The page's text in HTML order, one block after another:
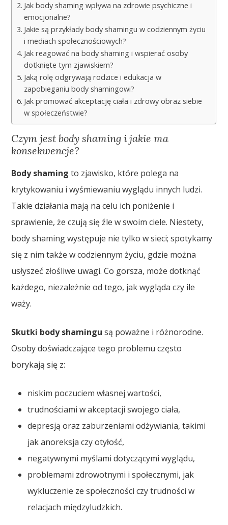
Jak body shaming wpływa na zdrowie psychiczne i
emocjonalne?
Jakie są przykłady body shamingu w codziennym życiu
i mediach społecznościowych?
Jak reagować na body shaming i wspierać osoby
dotknięte tym zjawiskiem?
Jaką rolę odgrywają rodzice i edukacja w
zapobieganiu body shamingowi?
Jak promować akceptację ciała i zdrowy obraz siebie
w społeczeństwie?
Czym jest body shaming i jakie ma
konsekwencje?
Body shaming to zjawisko, które polega na
krytykowaniu i wyśmiewaniu wyglądu innych ludzi.
Takie działania mają na celu ich poniżenie i
sprawienie, że czują się źle w swoim ciele. Niestety,
body shaming występuje nie tylko w sieci; spotykamy
się z nim także w codziennym życiu, gdzie można
usłyszeć złośliwe uwagi. Co gorsza, może dotknąć
każdego, niezależnie od tego, jak wygląda czy ile
waży.
Skutki body shamingu są poważne i różnorodne.
Osoby doświadczające tego problemu często
borykają się z:
niskim poczuciem własnej wartości,
trudnościami w akceptacji swojego ciała,
depresją oraz zaburzeniami odżywiania, takimi
jak anoreksja czy otyłość,
negatywnymi myślami dotyczącymi wyglądu,
problemami zdrowotnymi i społecznymi, jak
wykluczenie ze społeczności czy trudności w
relacjach międzyludzkich.